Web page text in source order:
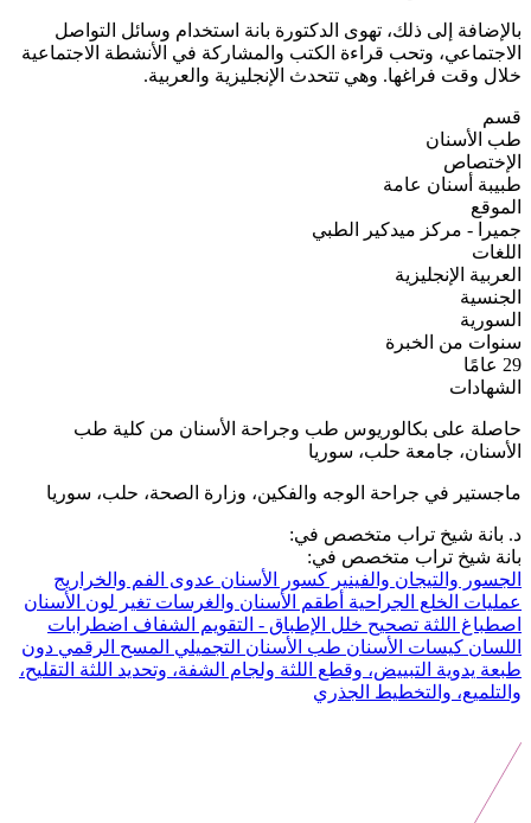
بالإضافة إلى ذلك، تهوى الدكتورة بانة استخدام وسائل التواصل
الاجتماعي، وتحب قراءة الكتب والمشاركة في الأنشطة الاجتماعية
خلال وقت فراغها. وهي تتحدث الإنجليزية والعربية.
قسم
طب الأسنان
الإختصاص
طبيبة أسنان عامة
الموقع
جميرا - مركز ميدكير الطبي
اللغات
العربية الإنجليزية
الجنسية
السورية
سنوات من الخبرة
29 عامًا
الشهادات
حاصلة على بكالوريوس طب وجراحة الأسنان من كلية طب
الأسنان، جامعة حلب، سوريا
ماجستير في جراحة الوجه والفكين، وزارة الصحة، حلب، سوريا
د. بانة شيخ تراب متخصص في:
بانة شيخ تراب متخصص في:
الجسور والتيجان والفينير كسور الأسنان عدوى الفم والخراريج
عمليات الخلع الجراحية أطقم الأسنان والغرسات تغير لون الأسنان
اصطباغ اللثة تصحيح خلل الإطباق - التقويم الشفاف اضطرابات
اللسان كيسات الأسنان طب الأسنان التجميلي المسح الرقمي دون
طبعة يدوية التبييض، وقطع اللثة ولجام الشفة، وتحديد اللثة التقليح،
والتلميع، والتخطيط الجذري